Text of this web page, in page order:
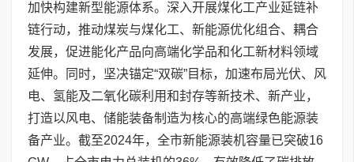
加快构建新型能源体系。深入开展煤化工产业延链补
链行动，推动煤炭与煤化工、新能源优化组合、耦合
发展，促进能化产品向高端化学品和化工新材料领域
延伸。同时，坚决锚定“双碳”目标，加速布局光伏、风
电、氢能及二氧化碳利用和封存等新技术、新产业，
打造以风电、储能装备制造为核心的高端绿色能源装
备产业。截至2024年，全市新能源装机容量已突破16